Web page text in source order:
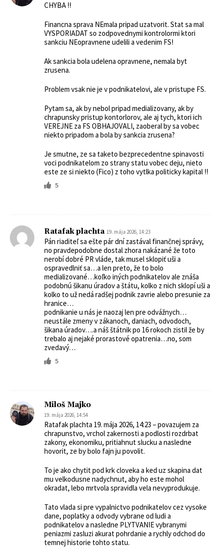
CHYBA !!
Financna sprava NEmala pripad uzatvorit. Stat sa mal
VYSPORIADAT so zodpovednymi kontrolormi ktori
sankciu NEopravnene udelili a vedenim FS!
Ak sankcia bola udelena opravnene, nemala byt
zrusena.
Problem vsak nie je v podnikatelovi, ale v pristupe FS.
Pytam sa, ak by nebol pripad medializovany, ak by
chrapunsky pristup kontorlorov, ale aj tych, ktori ich
VEREJNE za FS OBHAJOVALI, zaoberal by sa vobec
niekto pripadom a bola by sankcia zrusena?
Je smutne, ze sa taketo bezprecedentne spinavosti
voci podnikatelom zo strany statu vobec deju, nieto
este ze si niekto (Fico) z toho vytlka politicky kapital !!
5
Ratafak plachta 19. mája 2026, 14:23
Pán riaditeľ sa ešte pár dní zastával finančnej správy,
no pravdepodobne dostal zhora nakázané že toto
nerobí dobré PR vláde, tak musel sklopiť uši a
ospravedlniť sa…a len preto, že to bolo
medializované…koľko iných podnikatelov ale znáša
podobnú šikanu úradov a štátu, kolko z nich sklopí uši a
kolko to už nedá radšej podnik zavrie alebo presunie za
hranice…
podnikanie u nás je naozaj len pre odvážnych…
neustále zmeny v zákanoch, daniach, odvodoch,
šikana úradov….a náš štátnik po 16 rokoch zistil že by
trebalo aj nejaké prorastové opatrenia…no, som
zvedavý…
5
Miloš Majko
19. mája 2026, 14:54
Ratafak plachta 19. mája 2026, 14:23 – povazujem za
chrapunstvo, vrchol zakernosti a podlosti rozdrbat
zakony, ekonomiku, pritiahnut slucku a nasledne
hovorit, ze by bolo fajn ju povolit.
To je ako chytit pod krk cloveka a ked uz skapina dat
mu velkodusne nadychnut, aby ho este mohol
okradat, lebo mrtvola spravidla vela nevyprodukuje.
Tato vlada si pre vypalnictvo podnikatelov cez vysoke
dane, poplatky a odvody vybrane od ludi a
podnikatelov a nasledne PLYTVANIE vybranymi
peniazmi zasluzi akurat pohrdanie a rychly odchod do
temnej historie tohto statu.